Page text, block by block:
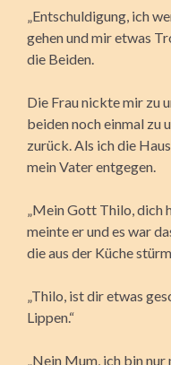
„Entschuldigung, ich
gehen und mir etwas
die Beiden.
Die Frau nickte mir zu
beiden noch einmal zu
zurück. Als ich die
mein Vater entgegen.
„Mein Gott Thilo, dich
meinte er und es war
die aus der Küche
„Thilo, ist dir etwas
Lippen.“
„Nein Mum, ich bin